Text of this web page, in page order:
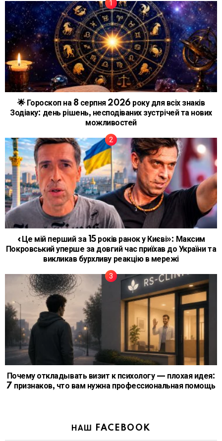
🌟 Гороскоп на 8 серпня 2026 року для всіх знаків
Зодіаку: день рішень, несподіваних зустрічей та нових
можливостей
«Це мій перший за 15 років ранок у Києві»: Максим
Покровський уперше за довгий час приїхав до України та
викликав бурхливу реакцію в мережі
Почему откладывать визит к психологу — плохая идея:
7 признаков, что вам нужна профессиональная помощь
НАШ FACEBOOK